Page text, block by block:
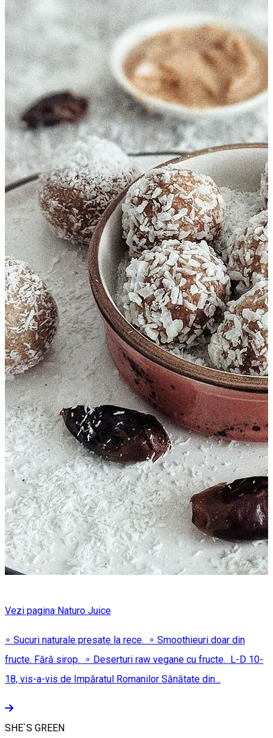
Vezi pagina Naturo Juice
∘ Sucuri naturale presate la rece. ∘ Smoothieuri doar din
fructe. Fără sirop. ∘ Deserturi raw vegane cu fructe. L-D 10-
18, vis-a-vis de Impăratul Romanilor Sănătate din...
SHE`S GREEN